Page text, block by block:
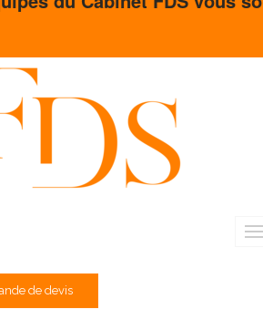
de devis
: ce que les
faire maintenant